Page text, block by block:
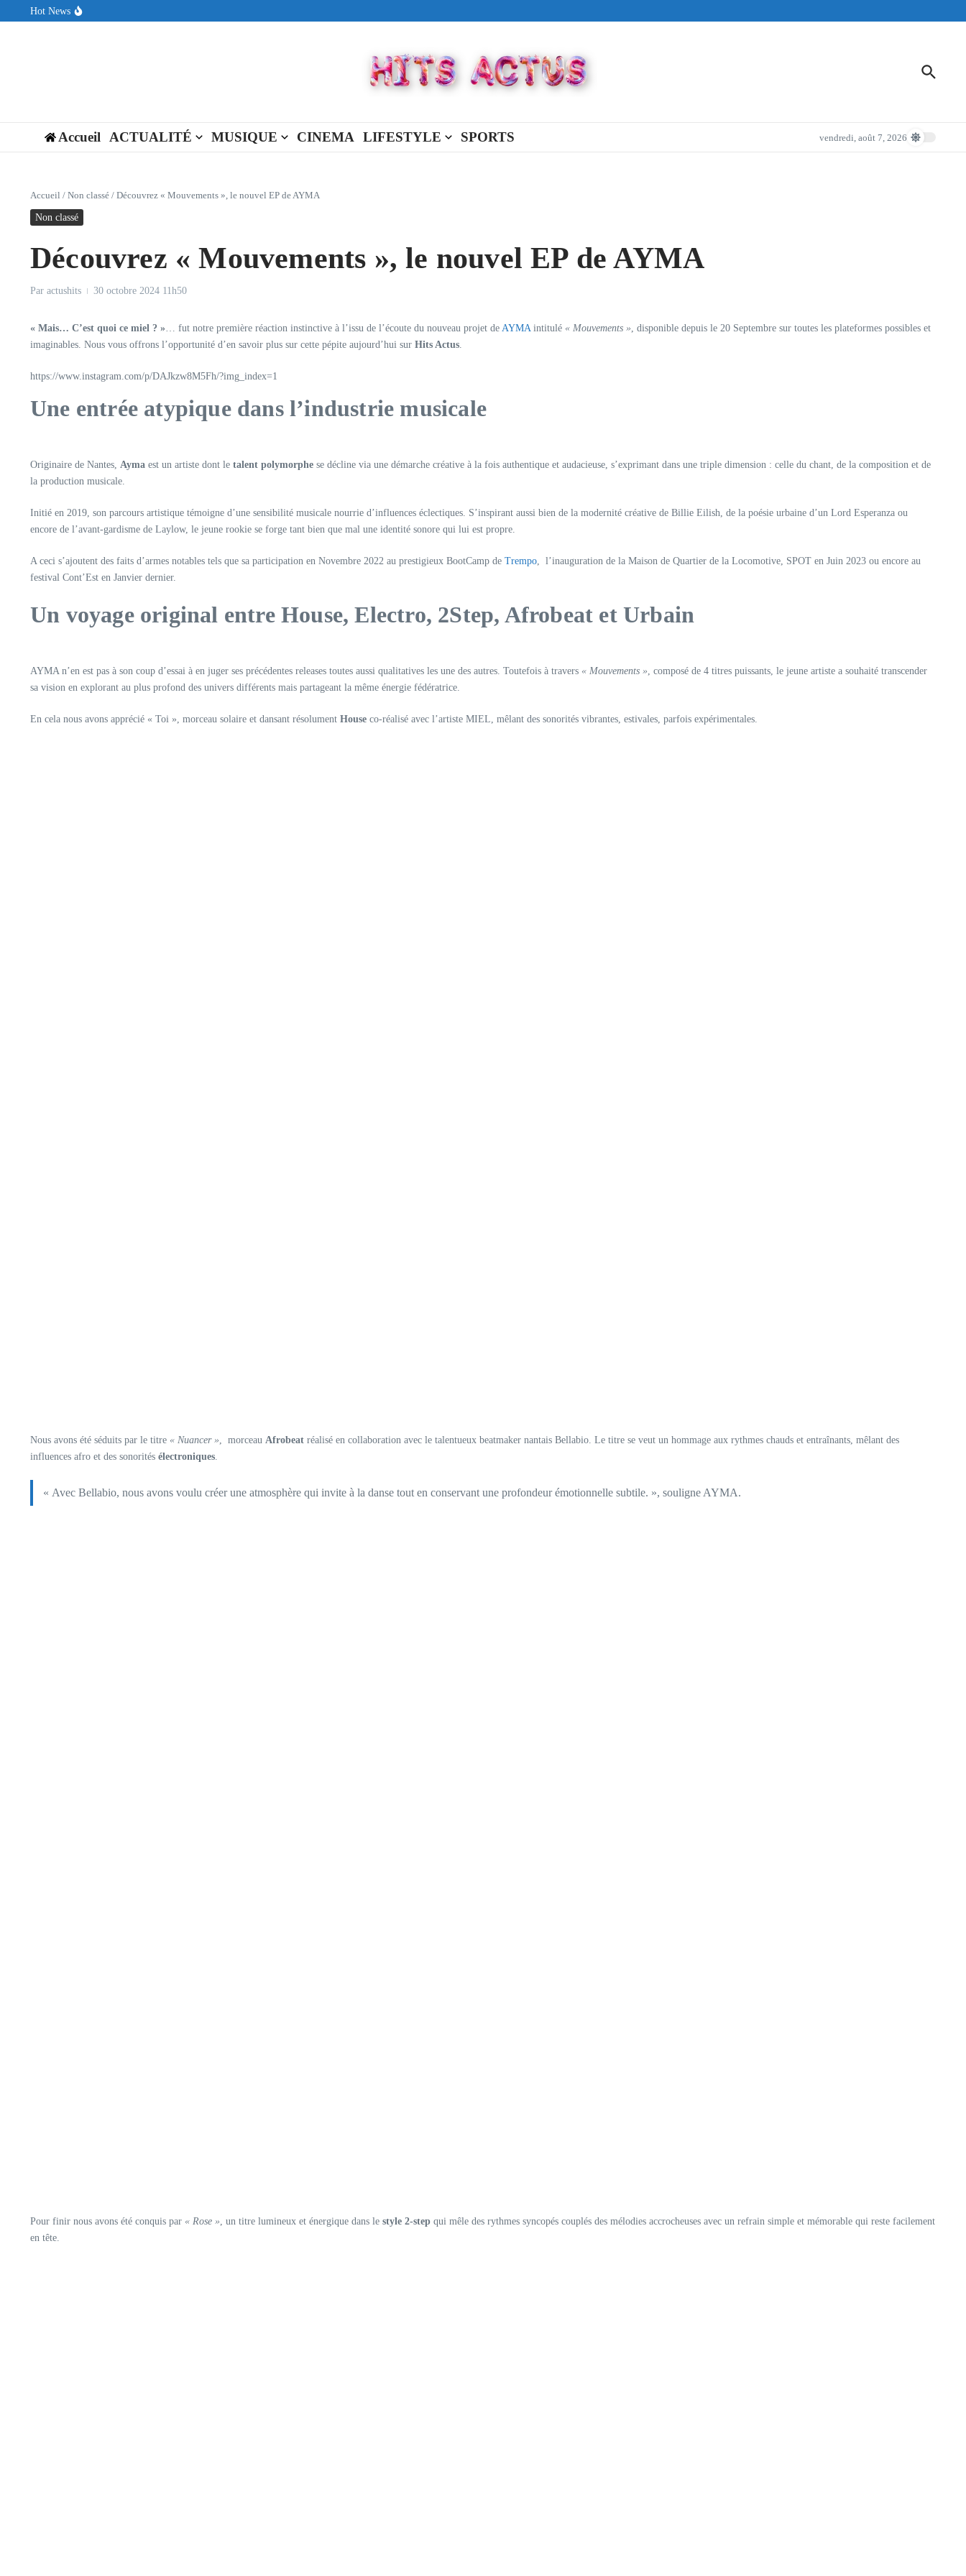
Aller au contenu
Hot News
Seth Walker transforme la douleur en hymne lumineux avec « Rearview Full Of You »
Accueil ACTUALITÉ MUSIQUE CINEMA LIFESTYLE SPORTS vendredi, août 7, 2026
Accueil / Non classé / Découvrez « Mouvements », le nouvel EP de AYMA
Non classé
Découvrez « Mouvements », le nouvel EP de AYMA
Par actushits 30 octobre 2024 11h50
« Mais… C’est quoi ce miel ? »… fut notre première réaction instinctive à l’issu de l’écoute du nouveau projet de AYMA intitulé « Mouvements », disponible depuis le 20 Septembre sur toutes les plateformes possibles et
imaginables. Nous vous offrons l’opportunité d’en savoir plus sur cette pépite aujourd’hui sur Hits Actus.
https://www.instagram.com/p/DAJkzw8M5Fh/?img_index=1
Une entrée atypique dans l’industrie musicale
Originaire de Nantes, Ayma est un artiste dont le talent polymorphe se décline via une démarche créative à la fois authentique et audacieuse, s’exprimant dans une triple dimension : celle du chant, de la composition et de
la production musicale.
Initié en 2019, son parcours artistique témoigne d’une sensibilité musicale nourrie d’influences éclectiques. S’inspirant aussi bien de la modernité créative de Billie Eilish, de la poésie urbaine d’un Lord Esperanza ou
encore de l’avant-gardisme de Laylow, le jeune rookie se forge tant bien que mal une identité sonore qui lui est propre.
A ceci s’ajoutent des faits d’armes notables tels que sa participation en Novembre 2022 au prestigieux BootCamp de Trempo, l’inauguration de la Maison de Quartier de la Locomotive, SPOT en Juin 2023 ou encore au
festival Cont’Est en Janvier dernier.
Un voyage original entre House, Electro, 2Step, Afrobeat et Urbain
AYMA n’en est pas à son coup d’essai à en juger ses précédentes releases toutes aussi qualitatives les une des autres. Toutefois à travers « Mouvements », composé de 4 titres puissants, le jeune artiste a souhaité transcender
sa vision en explorant au plus profond des univers différents mais partageant la même énergie fédératrice.
En cela nous avons apprécié « Toi », morceau solaire et dansant résolument House co-réalisé avec l’artiste MIEL, mêlant des sonorités vibrantes, estivales, parfois expérimentales.
Nous avons été séduits par le titre « Nuancer », morceau Afrobeat réalisé en collaboration avec le talentueux beatmaker nantais Bellabio. Le titre se veut un hommage aux rythmes chauds et entraînants, mêlant des
influences afro et des sonorités électroniques.
« Avec Bellabio, nous avons voulu créer une atmosphère qui invite à la danse tout en conservant une profondeur émotionnelle subtile. », souligne AYMA.
Pour finir nous avons été conquis par « Rose » , un titre lumineux et énergique dans le style 2-step qui mêle des rythmes syncopés couplés des mélodies accrocheuses avec un refrain simple et mémorable qui reste facilement
en tête.